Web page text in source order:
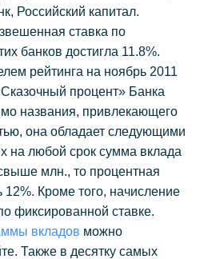
Российский капитал.
ставка по
банков достигла 11.8%.
рейтинга на ноябрь 2011
процент» Банка
названия, привлекающего
она обладает следующими
на любой срок сумма вклада
млн., то процентная
12%. Кроме того, начисление
фиксированной ставке.
вкладов можно
Также в десятку самых